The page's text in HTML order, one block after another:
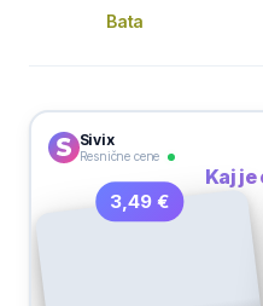
Bata
Sivix
Resnične cene
Kaj je
3,49 €